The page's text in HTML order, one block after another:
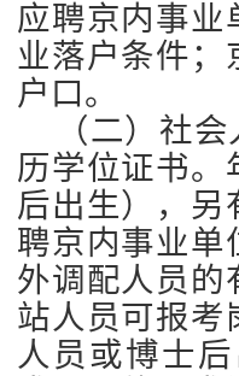
应聘京内事业
业落户条件；
户口。
（二）社
历学位证书。
后出生），另
聘京内事业单
外调配人员的
站人员可报考
人员或博士